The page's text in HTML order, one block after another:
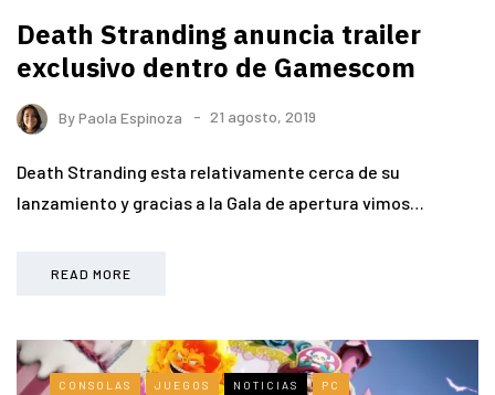
Death Stranding anuncia trailer
exclusivo dentro de Gamescom
ByPaola Espinoza 21 agosto, 2019
Death Stranding esta relativamente cerca de su
lanzamiento y gracias a la Gala de apertura vimos…
READ MORE
CONSOLAS JUEGOS NOTICIAS PC